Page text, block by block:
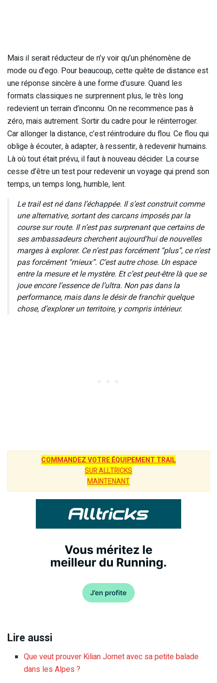
Mais il serait réducteur de n’y voir qu’un phénomène de
mode ou d’ego. Pour beaucoup, cette quête de distance est
une réponse sincère à une forme d’usure. Quand les
formats classiques ne surprennent plus, le très long
redevient un terrain d’inconnu. On ne recommence pas à
zéro, mais autrement. Sortir du cadre pour le réinterroger.
Car allonger la distance, c’est réintroduire du flou. Ce flou qui
oblige à écouter, à adapter, à ressentir, à redevenir humains.
Là où tout était prévu, il faut à nouveau décider. La course
cesse d’être un test pour redevenir un voyage qui prend son
temps, un temps long, humble, lent.
Le trail est né dans l’échappée. Il s’est construit comme
une alternative, sortant des carcans imposés par la
course sur route. Il n’est pas surprenant que certains de
ses ambassadeurs cherchent aujourd’hui de nouvelles
marges à explorer. Ce n’est pas forcément “plus”, ce n’est
pas forcément “mieux”. C’est autre chose. Un espace
entre la mesure et le mystère. Et c’est peut-être là que se
joue encore l’essence de l’ultra. Non pas dans la
performance, mais dans le désir de franchir quelque
chose, d’explorer un territoire, y compris intérieur.
COMMANDEZ VOTRE ÉQUIPEMENT TRAIL
SUR ALLTRICKS
MAINTENANT
Lire aussi
Que veut prouver Kilian Jornet avec sa petite balade
dans les Alpes ?